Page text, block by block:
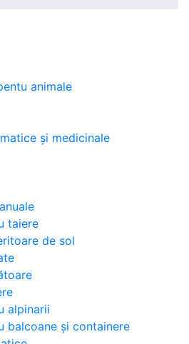
animale
și medicinale
taiere
de sol
alpinarii
balcoane și containere